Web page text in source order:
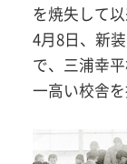
を焼失して
4月8日、新
で、三浦幸
一高い校舎